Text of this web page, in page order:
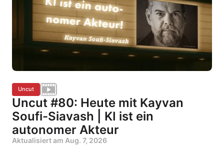
Uncut
Uncut #80: Heute mit Kayvan
Soufi-Siavash | KI ist ein
autonomer Akteur
Aktualisiert am Aug. 7, 2026